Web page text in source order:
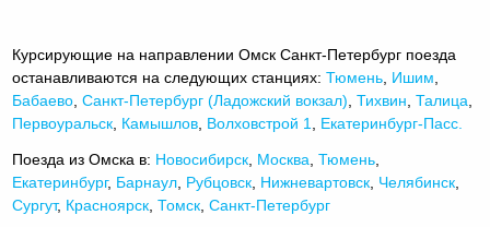
Курсирующие на направлении Омск Санкт-Петербург поезда
останавливаются на следующих станциях:Тюмень Ишим
Бабаево ,Санкт-Петербург (Ладожский вокзал) ,Тихвин ,Талица
Первоуральск Камышлов Волховстрой 1 Екатеринбург-Пасс.
Поезда из Омска в: Новосибирск Москва ,Тюмень
Екатеринбург, Барнаул Рубцовск Нижневартовск Челябинск
Сургут, Красноярск ,Томск ,Санкт-Петербург